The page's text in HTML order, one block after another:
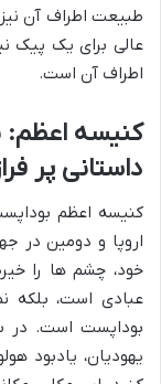
طبیعت اطراف آن
عالی برای یک پیک
اطراف آن است.
کنیسه اعظم:
داستانی پر
اروپا و دومین در
خود، چشم ها را
عبادی است، بلکه
بوداپست است. در
یهودیان، یادبود